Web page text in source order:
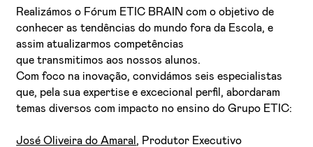
Li e aceito aPolítica de Privacidade
Aceito receber emails sobre novidades da ETIC
Realizámos o Fórum ETIC BRAIN com o objetivo de
conhecer as tendências do mundo fora da Escola, e
assim atualizarmos competências
que transmitimos aos nossos alunos.
Com foco na inovação, convidámos seis especialistas
que, pela sua expertise e excecional perfil, abordaram
temas diversos com impacto no ensino do Grupo ETIC:
José Oliveira do Amaral , Produtor Executivo